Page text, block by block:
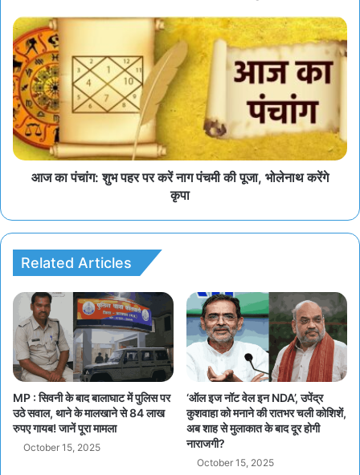
आज का पंचांग: शुभ पहर पर करें नाग पंचमी की पूजा, भोलेनाथ करेंगे
कृपा
Related Articles
MP : सिवनी के बाद बालाघाट में पुलिस पर
उठे सवाल, थाने के मालखाने से 84 लाख
रुपए गायब! जानें पूरा मामला
October 15, 2025
‘ऑल इज नॉट वेल इन NDA’, उपेंद्र
कुशवाहा को मनाने की रातभर चली कोशिशें,
अब शाह से मुलाकात के बाद दूर होगी
नाराजगी?
October 15, 2025